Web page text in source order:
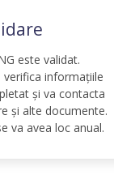
este validat.
informațiile
și va contacta
și alte documente.
va avea loc anual.